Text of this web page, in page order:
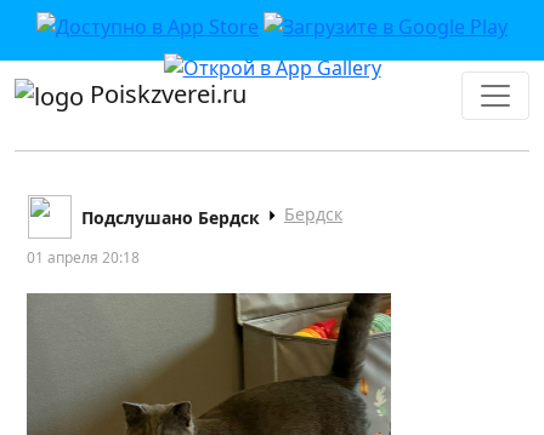
Poiskzverei.ru
Подслушано Бердск Бердск
01 апреля 20:18